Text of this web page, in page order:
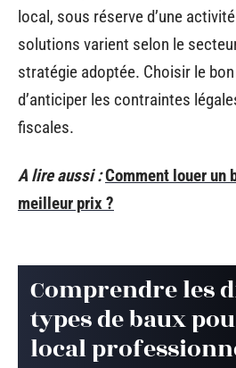
local, sous réserve d’une
solutions varient selon le
stratégie adoptée. Choisir le
d’anticiper les contraintes
fiscales.
A lire aussi :Comment louer un
meilleur prix ?
Comprendre les
types de baux
local